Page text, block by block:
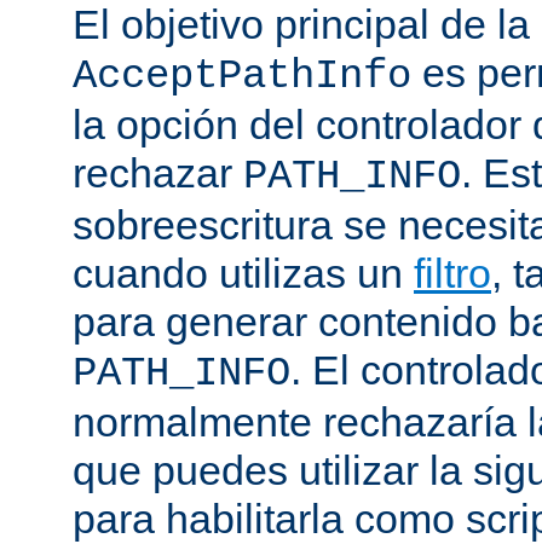
El objetivo principal de la
AcceptPathInfo es
la opción del controlador
rechazar PATH_INFO.
sobreescritura se
cuando utilizas un filtro,
para generar contenido
PATH_INFO. El
normalmente rechazaría
que puedes utilizar la
para habilitarla como